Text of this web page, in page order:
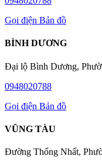
Gọi điện Bản đồ
BÌNH DƯƠNG
Đại lộ Bình Dương,
0948020788
Gọi điện Bản đồ
VŨNG TÀU
Đường Thống Nhất,